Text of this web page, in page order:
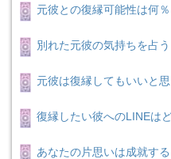
元彼との復縁可能性は何％
別れた元彼の気持ちを占う
元彼は復縁してもいいと
復縁したい彼へのLINEは
あなたの片思いは成就する